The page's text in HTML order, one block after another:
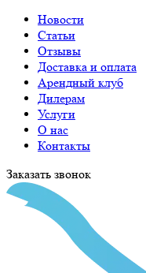
Новости
Статьи
Отзывы
Доставка и оплата
Арендный клуб
Дилерам
Услуги
О нас
Контакты
Заказать звонок